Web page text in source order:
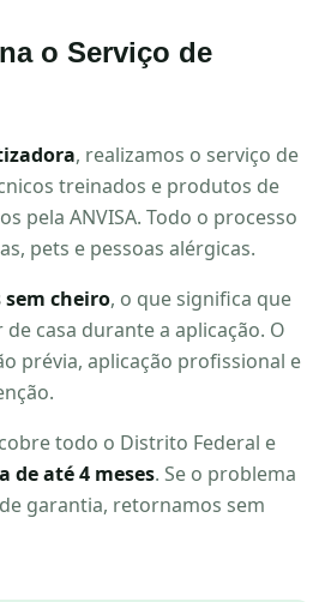
o Serviço de
, realizamos o serviço de
treinados e produtos de
pela ANVISA. Todo o processo
pets e pessoas alérgicas.
cheiro, o que significa que
casa durante a aplicação. O
prévia, aplicação profissional e
todo o Distrito Federal e
de até 4 meses. Se o problema
garantia, retornamos sem